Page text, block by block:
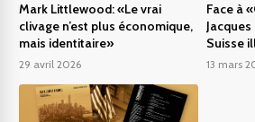
Mark Littlewood: «Le vrai
clivage n’est plus économique,
mais identitaire»
29 avril 2026
Face à
Suisse
13 mars